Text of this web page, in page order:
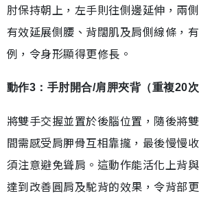
肘保持朝上，左手則往側邊延伸，兩
有效延展側腰、背闊肌及肩側線條，
例，令身形顯得更修長。
動作3：手肘開合/肩胛夾背（重複20次
將雙手交握並置於後腦位置，隨後將
間需感受肩胛骨互相靠攏，最後慢慢
須注意避免聳肩。這動作能活化上背
達到改善圓肩及駝背的效果，令背部